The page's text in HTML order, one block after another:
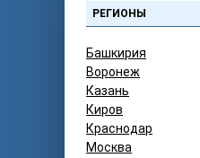
РЕГИОНЫ
Башкирия
Воронеж
Казань
Киров
Краснодар
Москва